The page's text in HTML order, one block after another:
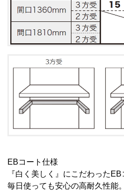
EBコート仕様
『白く美しく』にこだわったEB
毎日使っても安心の高耐久性能。